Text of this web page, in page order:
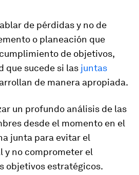
de pérdidas y no de
o planeación que
de objetivos,
que sucede si las juntas
de manera apropiada.
un profundo análisis de las
desde el momento en el
junta para evitar el
y no comprometer el
objetivos estratégicos.